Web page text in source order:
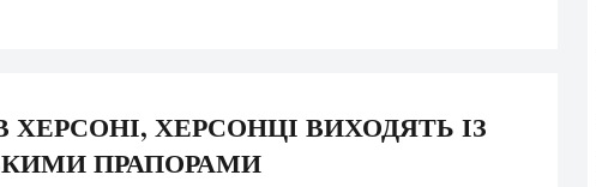
ХЕРСОНІ, ХЕРСОНЦІ ВИХОДЯТЬ ІЗ
ПРАПОРАМИ